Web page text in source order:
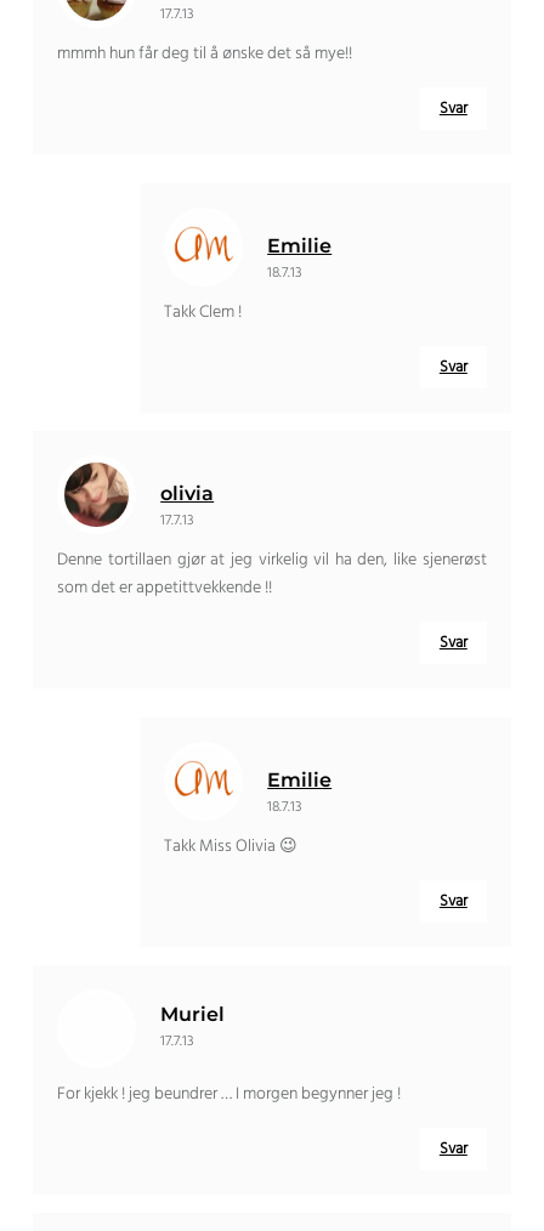
17.7.13
mmmh hun får deg til å ønske det så mye!!
Svar
Emilie
18.7.13
Takk Clem !
Svar
olivia
17.7.13
Denne tortillaen gjør at jeg virkelig vil ha den, like sjenerøst
som det er appetittvekkende !!
Svar
Emilie
18.7.13
Takk Miss Olivia 😉
Svar
Muriel
17.7.13
For kjekk ! jeg beundrer … I morgen begynner jeg !
Svar